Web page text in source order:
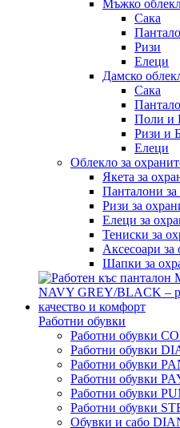
Мъжко
Сака
Ризи
Елеци
Дамско
Сака
Поли и
Ризи и
Елеци
Облекло за
Якета за
Панталони за
Ризи за
Елеци за
Тениски за
Аксесоари за
Шапки за
Работни обувки
Работни обувки
Работни обувки
Работни обувки
Работни обувки
Работни обувки
Работни обувки
Обувки и сабо